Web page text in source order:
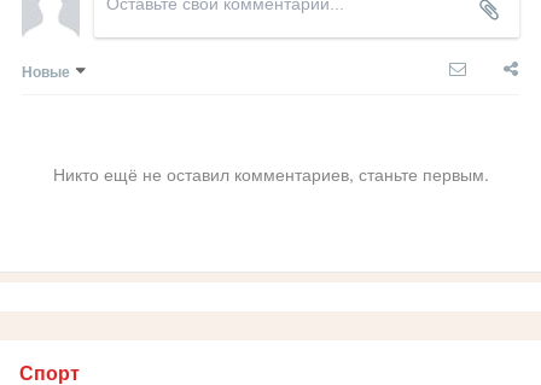
Новые
Никто ещё не оставил комментариев, станьте первым.
Спорт